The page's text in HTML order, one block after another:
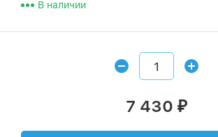
В наличии
7 430 ₽